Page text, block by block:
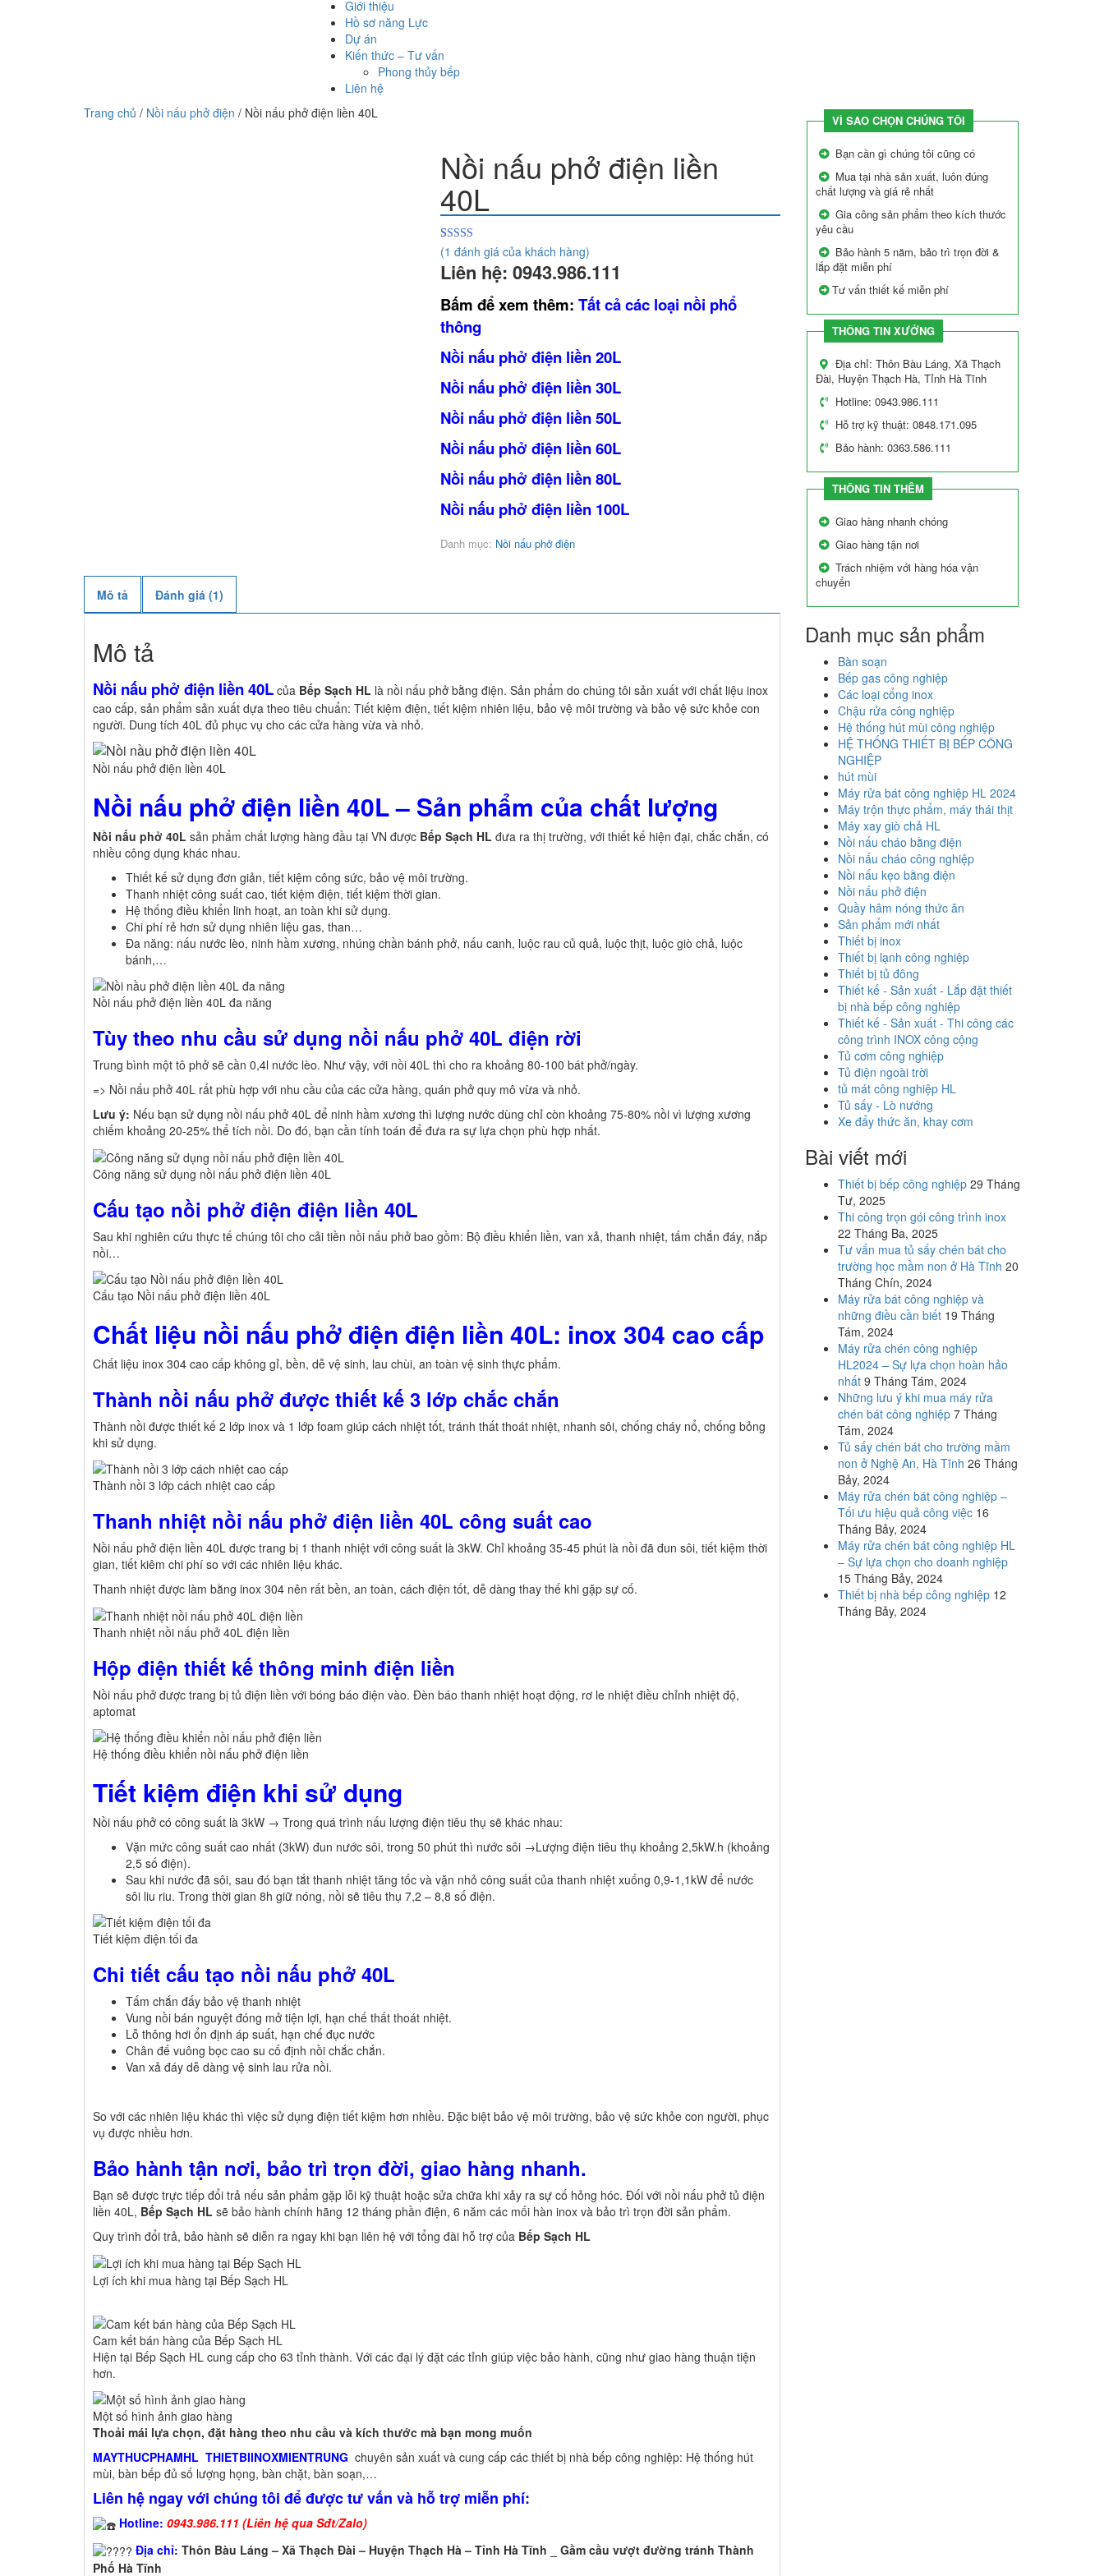
Giới thiệu
Hồ sơ năng Lực
Dự án
Kiến thức – Tư vấn
Phong thủy bếp
Liên hệ
Trang chủ / Nồi nấu phở điện / Nồi nấu phở điện liền 40L
Nồi nấu phở điện liền
40L
5.00trên 5
dựa trên
1
(1 đánh giá của khách hàng)
Liên hệ: 0943.986.111
Bấm để xem thêm: Tất cả các loại nồi phổ
thông
Nồi nấu phở điện liền 20L
Nồi nấu phở điện liền 30L
Nồi nấu phở điện liền 50L
Nồi nấu phở điện liền 60L
Nồi nấu phở điện liền 80L
Nồi nấu phở điện liền 100L
Danh mục: Nồi nấu phở điện
Mô tả Đánh giá (1)
Mô tả
Nồi nấu phở điện liền 40L của Bếp Sạch HL là nồi nấu phở bằng điện. Sản phẩm do chúng tôi sản xuất với chất liệu inox
cao cấp, sản phẩm sản xuất dựa theo tiêu chuẩn: Tiết kiệm điện, tiết kiệm nhiên liệu, bảo vệ môi trường và bảo vệ sức khỏe con
người. Dung tích 40L đủ phục vụ cho các cửa hàng vừa và nhỏ.
Nồi nấu phở điện liền 40L
Nồi nấu phở điện liền 40L – Sản phẩm của chất lượng
Nồi nấu phở 40L sản phẩm chất lượng hàng đầu tại VN được Bếp Sạch HL đưa ra thị trường, với thiết kế hiện đại, chắc chắn, có
nhiều công dụng khác nhau.
Thiết kế sử dụng đơn giản, tiết kiệm công sức, bảo vệ môi trường.
Thanh nhiệt công suất cao, tiết kiệm điện, tiết kiệm thời gian.
Hệ thống điều khiển linh hoạt, an toàn khi sử dụng.
Chi phí rẻ hơn sử dụng nhiên liệu gas, than…
Đa năng: nấu nước lèo, ninh hầm xương, nhúng chần bánh phở, nấu canh, luộc rau củ quả, luộc thịt, luộc giò chả, luộc
bánh,…
Nồi nấu phở điện liền 40L đa năng
Tùy theo nhu cầu sử dụng nồi nấu phở 40L điện rời
Trung bình một tô phở sẽ cần 0,4l nước lèo. Như vậy, với nồi 40L thì cho ra khoảng 80-100 bát phở/ngày.
=> Nồi nấu phở 40L rất phù hợp với nhu cầu của các cửa hàng, quán phở quy mô vừa và nhỏ.
Lưu ý: Nếu bạn sử dụng nồi nấu phở 40L để ninh hầm xương thì lượng nước dùng chỉ còn khoảng 75-80% nồi vì lượng xương
chiếm khoảng 20-25% thể tích nồi. Do đó, bạn cần tính toán để đưa ra sự lựa chọn phù hợp nhất.
Công năng sử dụng nồi nấu phở điện liền 40L
Cấu tạo nồi phở điện điện liền 40L
Sau khi nghiên cứu thực tế chúng tôi cho cải tiền nồi nấu phở bao gồm: Bộ điều khiển liền, van xả, thanh nhiệt, tấm chắn đáy, nắp
nồi…
Cấu tạo Nồi nấu phở điện liền 40L
Chất liệu nồi nấu phở điện điện liền 40L: inox 304 cao cấp
Chất liệu inox 304 cao cấp không gỉ, bền, dễ vệ sinh, lau chùi, an toàn vệ sinh thực phẩm.
Thành nồi nấu phở được thiết kế 3 lớp chắc chắn
Thành nồi được thiết kế 2 lớp inox và 1 lớp foam giúp cách nhiệt tốt, tránh thất thoát nhiệt, nhanh sôi, chống cháy nổ, chống bỏng
khi sử dụng.
Thành nồi 3 lớp cách nhiệt cao cấp
Thanh nhiệt nồi nấu phở điện liền 40L công suất cao
Nồi nấu phở điện liền 40L được trang bị 1 thanh nhiệt với công suất là 3kW. Chỉ khoảng 35-45 phút là nồi đã đun sôi, tiết kiệm thời
gian, tiết kiêm chi phí so với các nhiên liệu khác.
Thanh nhiệt được làm bằng inox 304 nên rất bền, an toàn, cách điện tốt, dễ dàng thay thế khi gặp sự cố.
Thanh nhiệt nồi nấu phở 40L điện liền
Hộp điện thiết kế thông minh điện liền
Nồi nấu phở được trang bị tủ điện liền với bóng báo điện vào. Đèn báo thanh nhiệt hoạt động, rơ le nhiệt điều chỉnh nhiệt độ,
aptomat
Hệ thống điều khiển nồi nấu phở điện liền
Tiết kiệm điện khi sử dụng
Nồi nấu phở có công suất là 3kW → Trong quá trình nấu lượng điện tiêu thụ sẽ khác nhau:
Vặn mức công suất cao nhất (3kW) đun nước sôi, trong 50 phút thì nước sôi →Lượng điện tiêu thụ khoảng 2,5kW.h (khoảng
2,5 số điện).
Sau khi nước đã sôi, sau đó bạn tắt thanh nhiệt tăng tốc và vặn nhỏ công suất của thanh nhiệt xuống 0,9-1,1kW để nước
sôi liu riu. Trong thời gian 8h giữ nóng, nồi sẽ tiêu thụ 7,2 – 8,8 số điện.
Tiết kiệm điện tối đa
Chi tiết cấu tạo nồi nấu phở 40L
Tấm chắn đấy bảo vệ thanh nhiệt
Vung nồi bán nguyệt đóng mở tiện lợi, hạn chế thất thoát nhiệt.
Lỗ thông hơi ổn định áp suất, hạn chế đục nước
Chân đế vuông bọc cao su cố định nồi chắc chắn.
Van xả đáy dễ dàng vệ sinh lau rửa nồi.
So với các nhiên liệu khác thì việc sử dụng điện tiết kiệm hơn nhiều. Đặc biệt bảo vệ môi trường, bảo vệ sức khỏe con người, phục
vụ được nhiều hơn.
Bảo hành tận nơi, bảo trì trọn đời, giao hàng nhanh.
Bạn sẽ được trực tiếp đổi trả nếu sản phẩm gặp lỗi kỹ thuật hoặc sửa chữa khi xảy ra sự cố hỏng hóc. Đối với nồi nấu phở tủ điện
liền 40L, Bếp Sạch HL sẽ bảo hành chính hãng 12 tháng phần điện, 6 năm các mối hàn inox và bảo trì trọn đời sản phẩm.
Quy trình đổi trả, bảo hành sẽ diễn ra ngay khi bạn liên hệ với tổng đài hỗ trợ của Bếp Sạch HL
Lợi ích khi mua hàng tại Bếp Sạch HL
Cam kết bán hàng của Bếp Sạch HL
Hiện tại Bếp Sạch HL cung cấp cho 63 tỉnh thành. Với các đại lý đặt các tỉnh giúp việc bảo hành, cũng như giao hàng thuận tiện
hơn.
Một số hình ảnh giao hàng
Thoải mái lựa chọn, đặt hàng theo nhu cầu và kích thước mà bạn mong muốn
MAYTHUCPHAMHL THIETBIINOXMIENTRUNG chuyên sản xuất và cung cấp các thiết bị nhà bếp công nghiệp: Hệ thống hút
mùi, bàn bếp đủ số lượng họng, bàn chặt, bàn soạn,…
Liên hệ ngay với chúng tôi để được tư vấn và hỗ trợ miễn phí:
Hotline: 0943.986.111 (Liên hệ qua Sđt/Zalo)
Địa chỉ: Thôn Bàu Láng – Xã Thạch Đài – Huyện Thạch Hà – Tỉnh Hà Tĩnh _ Gầm cầu vượt đường tránh Thành
Phố Hà Tĩnh
VÌ SAO CHỌN CHÚNG TÔI
Bạn cần gì chúng tôi cũng có
Mua tại nhà sản xuất, luôn đúng
chất lượng và giá rẻ nhất
Gia công sản phẩm theo kích thước
yêu cầu
Bảo hành 5 năm, bảo trì trọn đời &
lắp đặt miễn phí
Tư vấn thiết kế miễn phí
THÔNG TIN XƯỞNG
Địa chỉ: Thôn Bàu Láng, Xã Thạch
Đài, Huyện Thạch Hà, Tỉnh Hà Tĩnh
Hotline: 0943.986.111
Hỗ trợ kỹ thuật: 0848.171.095
Bảo hành: 0363.586.111
THÔNG TIN THÊM
Giao hàng nhanh chóng
Giao hàng tận nơi
Trách nhiệm với hàng hóa vận
chuyển
Danh mục sản phẩm
Bàn soạn
Bếp gas công nghiệp
Các loại cổng inox
Chậu rửa công nghiệp
Hệ thống hút mùi công nghiệp
HỆ THỐNG THIẾT BỊ BẾP CÔNG
NGHIỆP
hút mùi
Máy rửa bát công nghiệp HL 2024
Máy trộn thực phẩm, máy thái thịt
Máy xay giò chả HL
Nồi nấu cháo bằng điện
Nồi nấu cháo công nghiệp
Nồi nấu kẹo bằng điện
Nồi nấu phở điện
Quầy hâm nóng thức ăn
Sản phẩm mới nhất
Thiết bị inox
Thiết bị lạnh công nghiệp
Thiết bị tủ đông
Thiết kế - Sản xuất - Lắp đặt thiết
bị nhà bếp công nghiệp
Thiết kế - Sản xuất - Thi công các
công trình INOX công cộng
Tủ cơm công nghiệp
Tủ điện ngoài trời
tủ mát công nghiệp HL
Tủ sấy - Lò nướng
Xe đẩy thức ăn, khay cơm
Bài viết mới
Thiết bị bếp công nghiệp 29 Tháng
Tư, 2025
Thi công trọn gói công trình inox
22 Tháng Ba, 2025
Tư vấn mua tủ sấy chén bát cho
trường học mầm non ở Hà Tĩnh 20
Tháng Chín, 2024
Máy rửa bát công nghiệp và
những điều cần biết 19 Tháng
Tám, 2024
Máy rửa chén công nghiệp
HL2024 – Sự lựa chọn hoàn hảo
nhất 9 Tháng Tám, 2024
Những lưu ý khi mua máy rửa
chén bát công nghiệp 7 Tháng
Tám, 2024
Tủ sấy chén bát cho trường mầm
non ở Nghệ An, Hà Tĩnh 26 Tháng
Bảy, 2024
Máy rửa chén bát công nghiệp –
Tối ưu hiệu quả công việc 16
Tháng Bảy, 2024
Máy rửa chén bát công nghiệp HL
– Sự lựa chọn cho doanh nghiệp
15 Tháng Bảy, 2024
Thiết bị nhà bếp công nghiệp 12
Tháng Bảy, 2024